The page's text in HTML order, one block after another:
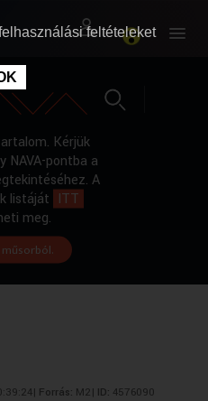
Kérjük
NAVA-pontba a
A
listáját ITT
meg.
Forrás: M2| ID: 4576090
feltételeket